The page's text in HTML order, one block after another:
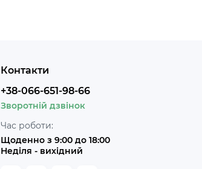
Контакти
+38-066-651-98-66
Зворотній дзвінок
Час роботи:
Щоденно з 9:00 до 18:00
Неділя - вихідний